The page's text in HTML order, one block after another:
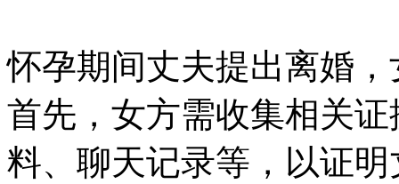
怀孕期间丈夫提出离婚
首先，女方需收集相关
料、聊天记录等，以证